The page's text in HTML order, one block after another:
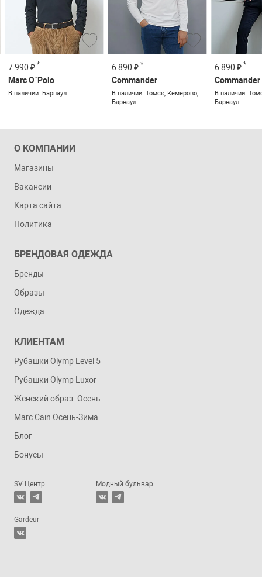
7 990 ₽ *
Marc O`Polo
В наличии: Барнаул
6 890 ₽ *
Commander
В наличии: Томск, Кемерово,
Барнаул
6 890 ₽ *
Commander
В наличии:
Барнаул
О КОМПАНИИ
Магазины
Вакансии
Карта сайта
Политика
БРЕНДОВАЯ ОДЕЖДА
Бренды
Образы
Одежда
КЛИЕНТАМ
Рубашки Olymp Level 5
Рубашки Olymp Luxor
Женский образ. Осень
Marc Cain Осень-Зима
Блог
Бонусы
SV Центр Модный бульвар
Gardeur